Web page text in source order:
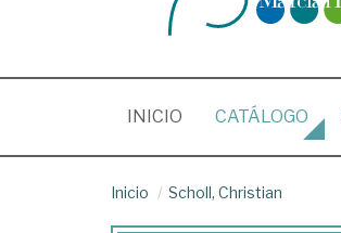
INICIO (CURRENT)
CATÁLOGO
Inicio Scholl, Christian